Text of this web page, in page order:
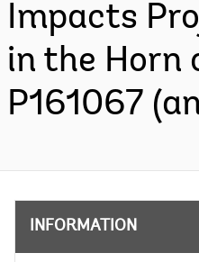
Impacts
in the Horn
P161067
INFORMATION